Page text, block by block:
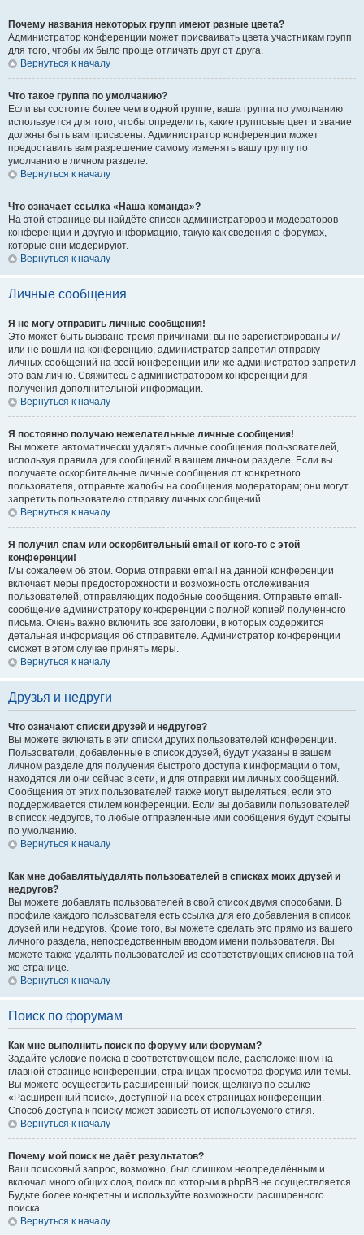
Почему названия некоторых групп имеют разные цвета?
Администратор конференции может присваивать цвета участникам групп
для того, чтобы их было проще отличать друг от друга.
Вернуться к началу
Что такое группа по умолчанию?
Если вы состоите более чем в одной группе, ваша группа по умолчанию
используется для того, чтобы определить, какие групповые цвет и звание
должны быть вам присвоены. Администратор конференции может
предоставить вам разрешение самому изменять вашу группу по
умолчанию в личном разделе.
Вернуться к началу
Что означает ссылка «Наша команда»?
На этой странице вы найдёте список администраторов и модераторов
конференции и другую информацию, такую как сведения о форумах,
которые они модерируют.
Вернуться к началу
Личные сообщения
Я не могу отправить личные сообщения!
Это может быть вызвано тремя причинами: вы не зарегистрированы и/
или не вошли на конференцию, администратор запретил отправку
личных сообщений на всей конференции или же администратор запретил
это вам лично. Свяжитесь с администратором конференции для
получения дополнительной информации.
Вернуться к началу
Я постоянно получаю нежелательные личные сообщения!
Вы можете автоматически удалять личные сообщения пользователей,
используя правила для сообщений в вашем личном разделе. Если вы
получаете оскорбительные личные сообщения от конкретного
пользователя, отправьте жалобы на сообщения модераторам; они могут
запретить пользователю отправку личных сообщений.
Вернуться к началу
Я получил спам или оскорбительный email от кого-то с этой
конференции!
Мы сожалеем об этом. Форма отправки email на данной конференции
включает меры предосторожности и возможность отслеживания
пользователей, отправляющих подобные сообщения. Отправьте email-
сообщение администратору конференции с полной копией полученного
письма. Очень важно включить все заголовки, в которых содержится
детальная информация об отправителе. Администратор конференции
сможет в этом случае принять меры.
Вернуться к началу
Друзья и недруги
Что означают списки друзей и недругов?
Вы можете включать в эти списки других пользователей конференции.
Пользователи, добавленные в список друзей, будут указаны в вашем
личном разделе для получения быстрого доступа к информации о том,
находятся ли они сейчас в сети, и для отправки им личных сообщений.
Сообщения от этих пользователей также могут выделяться, если это
поддерживается стилем конференции. Если вы добавили пользователей
в список недругов, то любые отправленные ими сообщения будут скрыты
по умолчанию.
Вернуться к началу
Как мне добавлять/удалять пользователей в списках моих друзей и
недругов?
Вы можете добавлять пользователей в свой список двумя способами. В
профиле каждого пользователя есть ссылка для его добавления в список
друзей или недругов. Кроме того, вы можете сделать это прямо из вашего
личного раздела, непосредственным вводом имени пользователя. Вы
можете также удалять пользователей из соответствующих списков на той
же странице.
Вернуться к началу
Поиск по форумам
Как мне выполнить поиск по форуму или форумам?
Задайте условие поиска в соответствующем поле, расположенном на
главной странице конференции, страницах просмотра форума или темы.
Вы можете осуществить расширенный поиск, щёлкнув по ссылке
«Расширенный поиск», доступной на всех страницах конференции.
Способ доступа к поиску может зависеть от используемого стиля.
Вернуться к началу
Почему мой поиск не даёт результатов?
Ваш поисковый запрос, возможно, был слишком неопределённым и
включал много общих слов, поиск по которым в phpBB не осуществляется.
Будьте более конкретны и используйте возможности расширенного
поиска.
Вернуться к началу